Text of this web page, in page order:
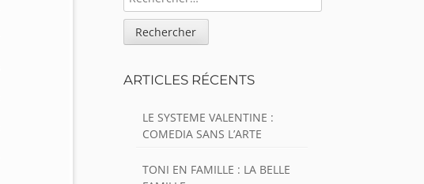
ARTICLES RÉCENTS
LE SYSTEME VALENTINE :
COMEDIA SANS L’ARTE
TONI EN FAMILLE : LA BELLE